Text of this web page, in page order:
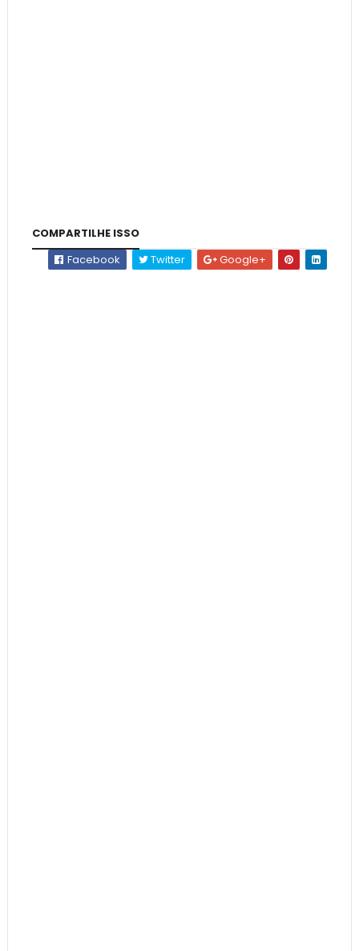
COMPARTILHE ISSO
Facebook
Twitter Google+